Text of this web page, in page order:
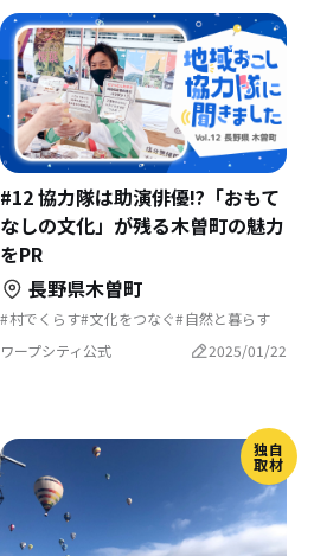
#12 協力隊は助演俳優⁉︎「おもて
なしの文化」が残る木曽町の魅力
をPR
長野県木曽町
村でくらす 文化をつなぐ 自然と暮らす
地域おこし 地域おこし協力隊
スポーツで豊かに 歴史をつむぐ
ふるさとで暮らす
ワープシティ公式 2025/01/22
独自
取材